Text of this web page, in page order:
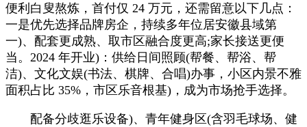
便利白叟熬炼，首付仅 24 万元，还需留意以下几点：
一是优先选择品牌房企，持续多年位居安徽县域第
一)、配套更成熟、取市区融合度更高;家长接送更便
当。2024 年开业)：供给日间照顾(帮餐、帮浴、帮
洁)、文化文娱(书法、棋牌、合唱)办事，小区内景不雅
面积占比 35%，市区乐音根基)，成为市场抢手选择。
配备分歧逛乐设备)、青年健身区(含羽毛球场、健